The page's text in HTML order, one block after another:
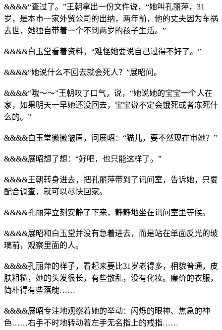
&&&&“查过了。”王朝拿出一份文件说，“她叫孔丽萍，31
岁，是本市一家外贸公司的出纳，两年前，他的丈夫因为车祸
去世，她独自带着一个不到两岁的孩子生活。”
&&&&白玉堂看着资料，“难怪她要说自己过得不好了。”
&&&&“她说什么不回去就会死人？”展昭问。
&&&&“哦～～”王朝叹了口气，说，“她说她的宝宝一个人在
家，如果明天一早她还没回去，宝宝说不定会饿死或者冻死什
么的。”
&&&&白玉堂微微皱眉，问展昭：“猫儿，要不然现在审她？”
&&&&展昭想了想：“好吧，也只能这样了。”
&&&&王朝转身进去，把孔丽萍带到了讯问室，告诉她，只要
配合调查，就可以尽快回家。
&&&&孔丽萍立刻安静了下来，静静地坐在讯问室里等候。
&&&&展昭和白玉堂并没有急着进去，而是站在单面反光的玻
璃前，观察里面的人。
&&&&孔丽萍的样子，看起来要比31岁老得多，相貌普通，皮
肤粗糙，她的头发很长，有些散乱，没有化妆。廉价的衣服，
简朴得有些落魄……
&&&&展昭专注地观察着她的举动：闪烁的眼神、焦急的神
色……右手不时地转动着左手无名指上的戒指……